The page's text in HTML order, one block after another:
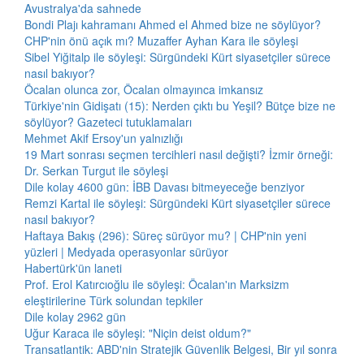
Avustralya'da sahnede
Bondi Plajı kahramanı Ahmed el Ahmed bize ne söylüyor?
CHP'nin önü açık mı? Muzaffer Ayhan Kara ile söyleşi
Sibel Yiğitalp ile söyleşi: Sürgündeki Kürt siyasetçiler sürece
nasıl bakıyor?
Öcalan olunca zor, Öcalan olmayınca imkansız
Türkiye'nin Gidişatı (15): Nerden çıktı bu Yeşil? Bütçe bize ne
söylüyor? Gazeteci tutuklamaları
Mehmet Akif Ersoy'un yalnızlığı
19 Mart sonrası seçmen tercihleri nasıl değişti? İzmir örneği:
Dr. Serkan Turgut ile söyleşi
Dile kolay 4600 gün: İBB Davası bitmeyeceğe benziyor
Remzi Kartal ile söyleşi: Sürgündeki Kürt siyasetçiler sürece
nasıl bakıyor?
Haftaya Bakış (296): Süreç sürüyor mu? | CHP'nin yeni
yüzleri | Medyada operasyonlar sürüyor
Habertürk'ün laneti
Prof. Erol Katırcıoğlu ile söyleşi: Öcalan'ın Marksizm
eleştirilerine Türk solundan tepkiler
Dile kolay 2962 gün
Uğur Karaca ile söyleşi: "Niçin deist oldum?"
Transatlantik: ABD'nin Stratejik Güvenlik Belgesi, Bir yıl sonra